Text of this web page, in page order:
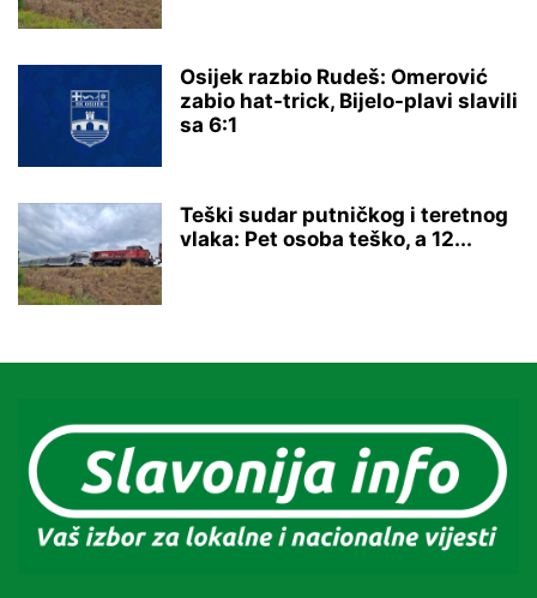
Osijek razbio Rudeš: Omerović
zabio hat-trick, Bijelo-plavi slavili
sa 6:1
Teški sudar putničkog i teretnog
vlaka: Pet osoba teško, a 12...